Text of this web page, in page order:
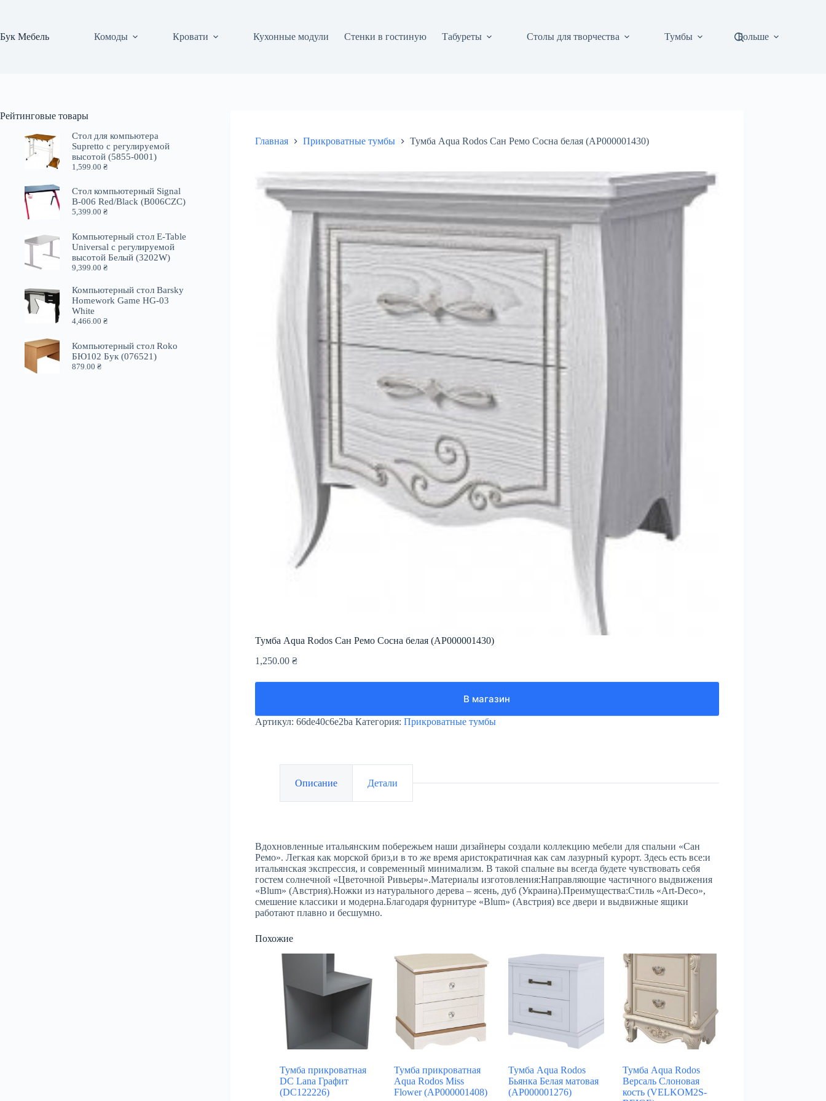
Бук Мебель
Комоды Кровати Кухонные модули Стенки в гостиную Табуреты Столы для творчества Тумбы Больше
Главная Прикроватные тумбы Тумба Aqua Rodos Сан Ремо Сосна белая (АР000001430)
Тумба Aqua Rodos Сан Ремо Сосна белая (АР000001430)
1,250.00 ₴
В магазин
Артикул: 66de40c6e2ba Категория: Прикроватные тумбы
Описание Детали
Вдохновленные итальянским побережьем наши дизайнеры создали коллекцию мебели для спальни «Сан
Ремо». Легкая как морской бриз,и в то же время аристократичная как сам лазурный курорт. Здесь есть все:и
итальянская экспрессия, и современный минимализм. В такой спальне вы всегда будете чувствовать себя
гостем солнечной «Цветочной Ривьеры».Материалы изготовления:Направляющие частичного выдвижения
«Blum» (Австрия).Ножки из натурального дерева – ясень, дуб (Украина).Преимущества:Стиль «Art-Deco»,
смешение классики и модерна.Благодаря фурнитуре «Blum» (Австрия) все двери и выдвижные ящики
работают плавно и бесшумно.
Похожие
Тумба прикроватная
DC Lana Графит
(DC122226)
Тумба прикроватная
Aqua Rodos Miss
Flower (АР000001408)
Тумба Aqua Rodos
Бьянка Белая матовая
(АР000001276)
Тумба Aqua Rodos
Версаль Слоновая
кость (VELKOM2S-
Рейтинговые товары
Стол для компьютера
Supretto с регулируемой
высотой (5855-0001)
1,599.00₴
Стол компьютерный Signal
B-006 Red/Black (B006CZC)
5,399.00₴
Компьютерный стол E-Table
Universal с регулируемой
высотой Белый (3202W)
9,399.00₴
Компьютерный стол Barsky
Homework Game HG-03
White
4,466.00₴
Компьютерный стол Roko
БЮ102 Бук (076521)
879.00₴